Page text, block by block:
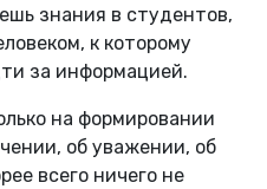
знания в студентов,
к которому
за информацией.
на формировании
об уважении, об
всего ничего не